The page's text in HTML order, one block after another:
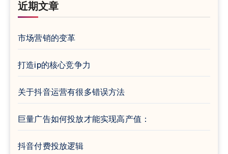
近期文章
市场营销的变革
打造ip的核心竞争力
关于抖音运营有很多错误方法
巨量广告如何投放才能实现高产值：
抖音付费投放逻辑